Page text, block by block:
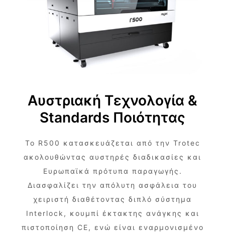
Αυστριακή Τεχνολογία &
Standards Ποιότητας
Το R500 κατασκευάζεται από την Trotec
ακολουθώντας αυστηρές διαδικασίες και
Ευρωπαϊκά πρότυπα παραγωγής.
Διασφαλίζει την απόλυτη ασφάλεια του
χειριστή διαθέτοντας διπλό σύστημα
Interlock, κουμπί έκτακτης ανάγκης και
πιστοποίηση CE, ενώ είναι εναρμονισμένο